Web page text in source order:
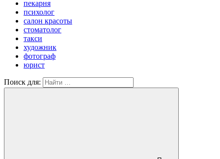
пекарня
психолог
салон красоты
стоматолог
такси
художник
фотограф
юрист
Поиск для: